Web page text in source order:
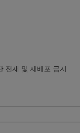
전재 및 재배포 금지